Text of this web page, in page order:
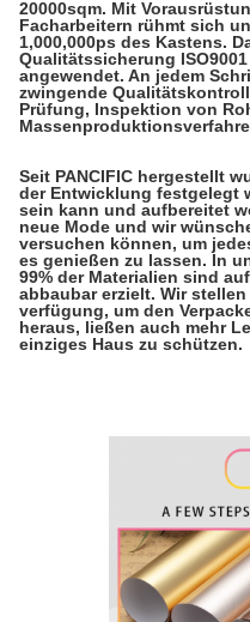
20000sqm. Mit
Facharbeitern rühmt sich
1,000,000ps des Kastens.
Qualitätssicherung
angewendet. An jedem
zwingende
Prüfung, Inspektion von
Seit PANCIFIC hergestellt
der Entwicklung festgelegt
sein kann und aufbereitet
neue Mode und wir
versuchen können, um
es genießen zu lassen. In
99% der Materialien sind
abbaubar erzielt. Wir
verfügung, um den
heraus, ließen auch mehr
einziges Haus zu schützen.